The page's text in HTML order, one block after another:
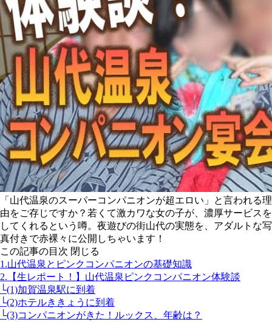
「山代温泉のスーパーコンパニオンが超エロい」と言われる理
由をご存じですか？若くて激カワな女の子が、濃厚サービスを
してくれるという噂。夜遊びの街山代の実態を、アダルトな写
真付きで赤裸々に公開しちゃいます！
この記事の目次 閉じる
1.山代温泉とピンクコンパニオンの基礎知識
2.【生レポート！】山代温泉ピンクコンパニオン体験談
└(1)加賀温泉駅に到着
└(2)ホテルききょうに到着
└(3)コンパニオンがきた！ルックス、年齢は？